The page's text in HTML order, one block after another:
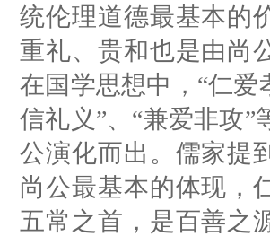
统伦理道德最基本的
重礼、贵和也是由尚
在国学思想中，“仁爱
信礼义”、“兼爱非攻”
公演化而出。儒家提
尚公最基本的体现，
五常之首，是百善之